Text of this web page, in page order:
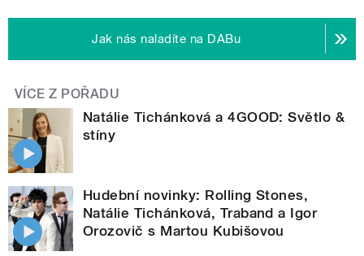
Jak nás naladíte na DABu
VÍCE Z POŘADU
Natálie Tichánková a 4GOOD: Světlo &
stíny
Hudební novinky: Rolling Stones,
Natálie Tichánková, Traband a Igor
Orozovič s Martou Kubišovou